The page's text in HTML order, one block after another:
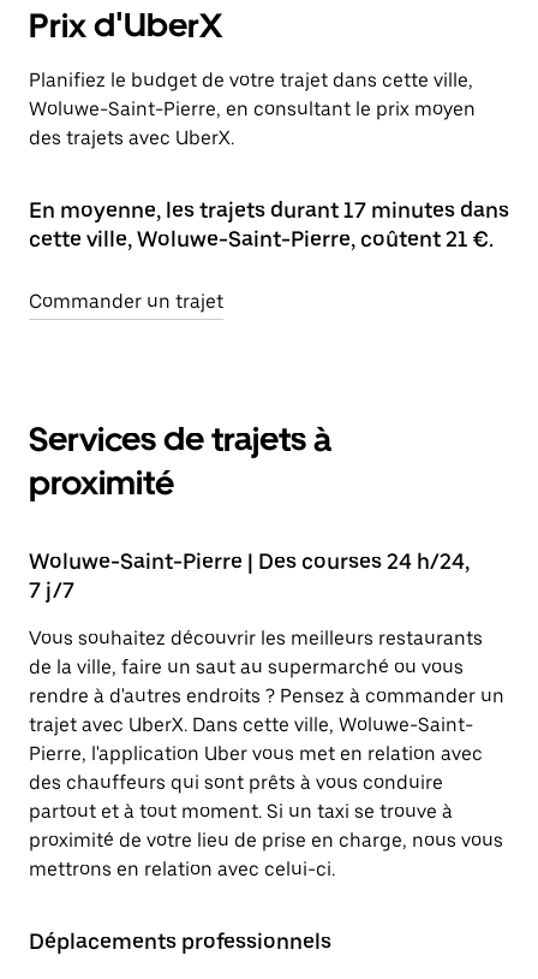
Prix d'UberX
Planifiez le budget de votre trajet dans cette ville,
Woluwe-Saint-Pierre, en consultant le prix moyen
des trajets avec UberX.
En moyenne, les trajets durant 17 minutes dans
cette ville, Woluwe-Saint-Pierre, coûtent 21 €.
Commander un trajet
Services de trajets à
proximité
Woluwe-Saint-Pierre | Des courses 24 h/24,
7 j/7
Vous souhaitez découvrir les meilleurs restaurants
de la ville, faire un saut au supermarché ou vous
rendre à d'autres endroits ? Pensez à commander un
trajet avec UberX. Dans cette ville, Woluwe-Saint-
Pierre, l'application Uber vous met en relation avec
des chauffeurs qui sont prêts à vous conduire
partout et à tout moment. Si un taxi se trouve à
proximité de votre lieu de prise en charge, nous vous
mettrons en relation avec celui-ci.
Déplacements professionnels